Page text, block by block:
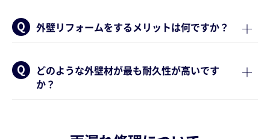
外壁リフォームをするメリットは何ですか？
どのような外壁材が最も耐久性が高いです
か？